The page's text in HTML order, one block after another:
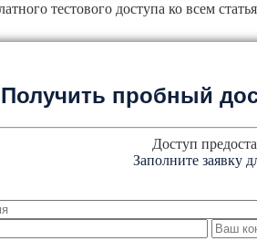
тестового доступа ко всем
Получить пробный
Доступ
Заполните заявку